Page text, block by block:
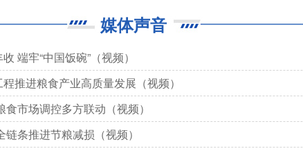
媒体声音
端牢“中国饭碗”（视频）
推进粮食产业高质量发展（视频）
市场调控多方联动（视频）
条推进节粮减损（视频）